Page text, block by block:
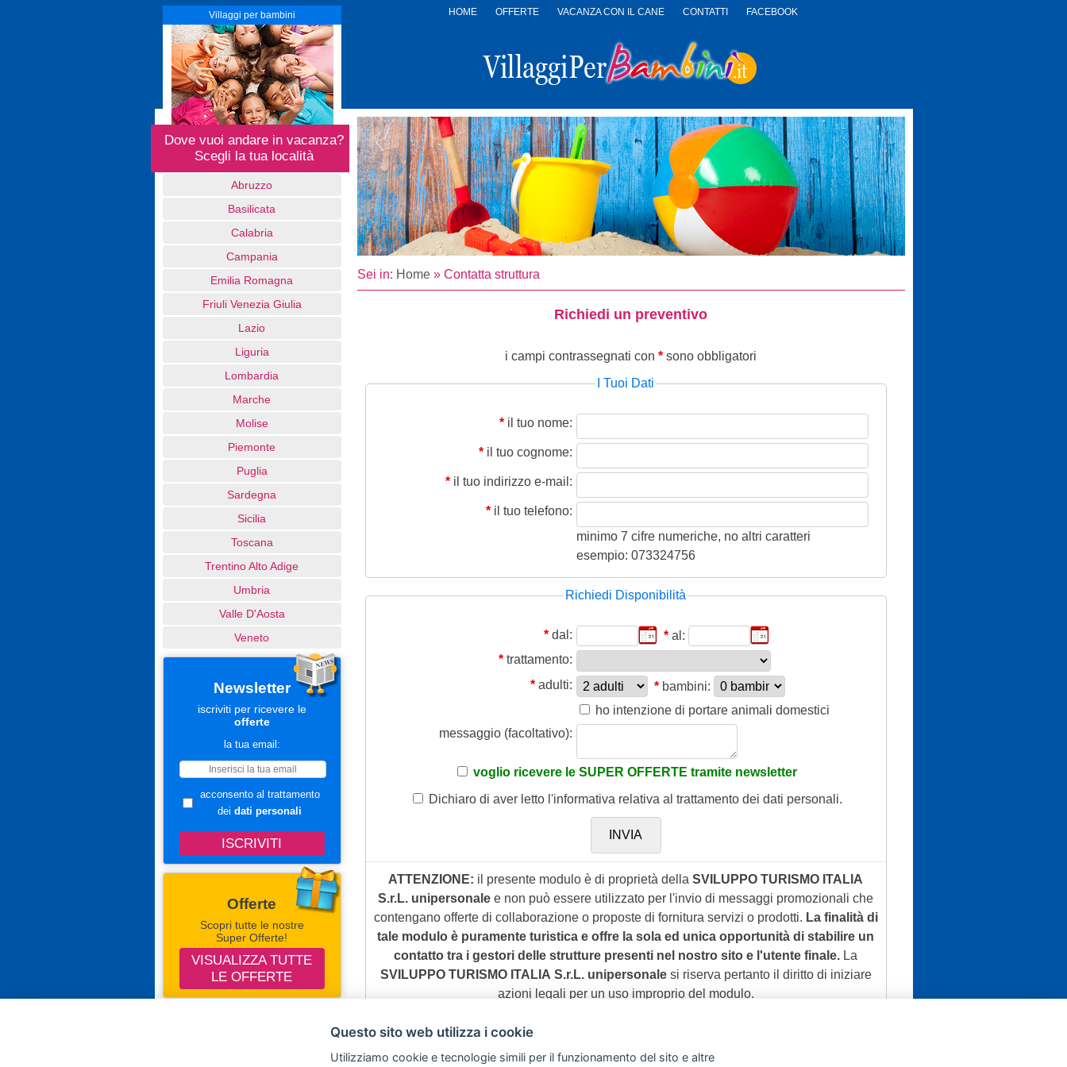
HOME OFFERTE VACANZA CON IL CANE CONTATTI
FACEBOOK
PER
BAMBINI
Villaggi per bambini
Dove vuoi andare in vacanza?
Scegli la tua località
Abruzzo
Basilicata
Calabria
Campania
Emilia Romagna
Friuli Venezia Giulia
Lazio
Liguria
Lombardia
Marche
Molise
Piemonte
Puglia
Sardegna
Sicilia
Toscana
Trentino Alto Adige
Umbria
Valle D'Aosta
Veneto
Newsletter
iscriviti per ricevere le
offerte
la tua email:
acconsento al trattamento
dei dati personali
Offerte
Scopri tutte le nostre
Super Offerte!
VISUALIZZA TUTTE
LE OFFERTE
Sei in: Home» Contatta struttura
Richiedi un preventivo
i campi contrassegnati con * sono obbligatori
I Tuoi Dati
* il tuo nome:
* il tuo cognome:
* il tuo indirizzo e-mail:
* il tuo telefono:
minimo 7 cifre numeriche, no altri caratteri
esempio: 073324756
Richiedi Disponibilità
* dal: * al:
* trattamento:
* adulti: * bambini:
ho intenzione di portare animali domestici
messaggio (facoltativo):
voglio ricevere le SUPER OFFERTE tramite newsletter
Dichiaro di aver letto l'informativa relativa al trattamento dei dati personali.
ATTENZIONE: il presente modulo è di proprietà dellaSVILUPPO TURISMO ITALIA
S.r.L. unipersonale e non può essere utilizzato per l'invio di messaggi promozionali che
contengano offerte di collaborazione o proposte di fornitura servizi o prodotti. La finalità di
tale modulo è puramente turistica e offre la sola ed unica opportunità di stabilire un
contatto tra i gestori delle strutture presenti nel nostro sito e l'utente finale. La
SVILUPPO TURISMO ITALIA S.r.L. unipersonalesi riserva pertanto il diritto di iniziare
azioni legali per un uso improprio del modulo.
Questo sito web utilizza i cookie
Utilizziamo cookie e tecnologie simili per il funzionamento del sito e altre